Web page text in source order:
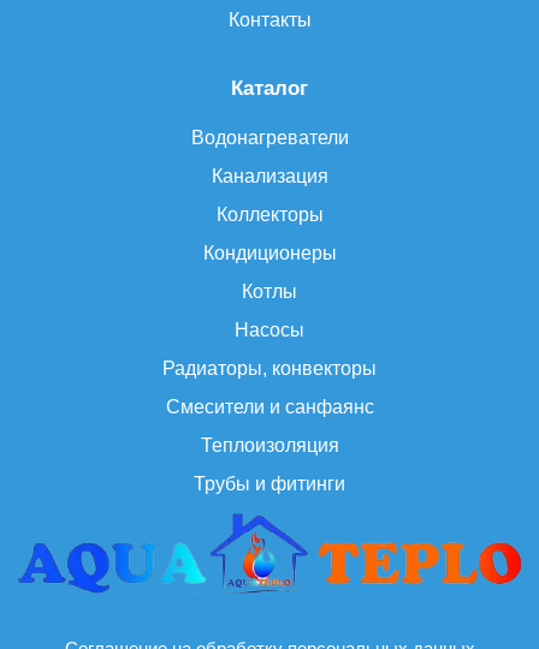
Каталог
Водонагреватели
Канализация
Коллекторы
Кондиционеры
Котлы
Насосы
Радиаторы, конвекторы
Смесители и санфаянс
Теплоизоляция
Трубы и фитинги
Контакты